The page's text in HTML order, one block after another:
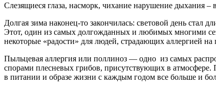
Слезящиеся глаза, насморк, чихание нарушение дыхания
Долгая зима наконец-то закончилась: световой день стал
Этот, один из самых долгожданных и любимых многими
некоторые «радости» для людей, страдающих аллергией
Пыльцевая аллергия или поллиноз — одно из самых
спорами плесневых грибов, присутствующих в атмосфере.
в питании и образе жизни с каждым годом все больше и